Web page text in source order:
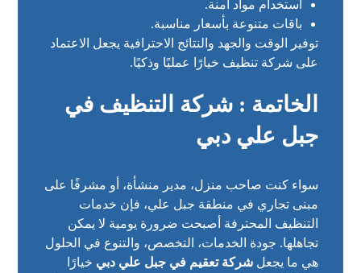
استخدام مواد آمنة.
باقات متنوعة بأسعار مناسبة.
توفير الوقت والجهد والنتائج الاحترافية يجعل الاعتماد
على شركة تنظيف خيارًا عمليًا وذكيًا.
الخاتمة : شركة التنظيف في
جبل علي دبي
سواء كنت صاحب منزل، مدير منشأة، أو مشرفًا على
مبنى تجاري في منطقة جبل علي، فإن خدمات
التنظيف المحترفة أصبحت ضرورة يومية لا يمكن
تجاهلها. جودة الخدمات، التخصص، والتنوع في الحلول
هي ما يجعلشركة تعقيم في جبل علي دبي خيارًا